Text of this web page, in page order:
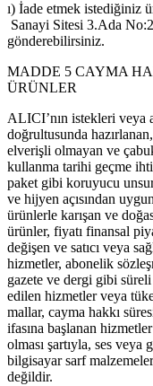
ı) İade etmek
Sanayi Sitesi 3.Ada
gönderebilirsiniz.
MADDE 5 CAYMA
ÜRÜNLER
ALICI’nın istekleri veya
doğrultusunda
elverişli olmayan ve
kullanma tarihi geçme
paket gibi koruyucu
ve hijyen açısından
ürünlerle karışan ve
ürünler, fiyatı finansal
değişen ve satıcı veya
hizmetler, abonelik
gazete ve dergi gibi
edilen hizmetler veya
mallar, cayma hakkı
ifasına başlanan
olması şartıyla, ses veya
bilgisayar sarf
değildir.